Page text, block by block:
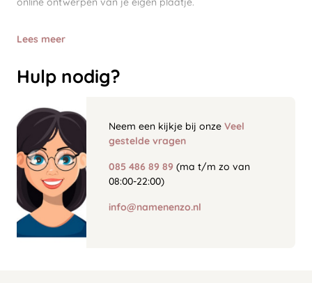
Lees meer
Hulp nodig?
Neem een kijkje bij onze Veel
gestelde vragen
085 486 89 89 (ma t/m zo van
08:00-22:00)
info@namenenzo.nl